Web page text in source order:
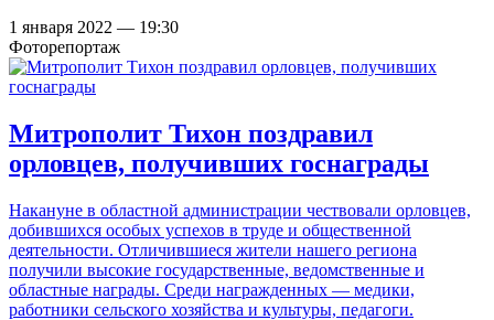
1 января 2022 — 19:30
Фоторепортаж
Митрополит Тихон поздравил
орловцев, получивших госнаграды
Накануне в областной администрации чествовали орловцев,
добившихся особых успехов в труде и общественной
деятельности. Отличившиеся жители нашего региона
получили высокие государственные, ведомственные и
областные награды. Среди награжденных — медики,
работники сельского хозяйства и культуры, педагоги.